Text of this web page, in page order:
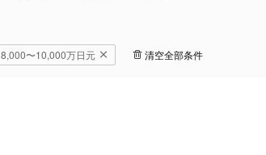
8,000〜10,000万日元 清空全部条件